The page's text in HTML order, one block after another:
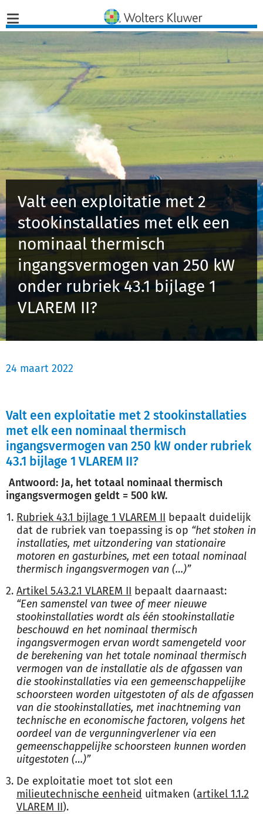
Home
Nieuws
Opinies
Infographics
Producten
Opleidingen
Juridisch Advies
Schulinck Omgevingsrecht Databank
Over ons
Registreren
Valt een exploitatie met 2
stookinstallaties met elk een
nominaal thermisch
ingangsvermogen van 250 kW
onder rubriek 43.1 bijlage 1
VLAREM II?
24 maart 2022
Valt een exploitatie met 2 stookinstallaties
met elk een nominaal thermisch
ingangsvermogen van 250 kW onder rubriek
43.1 bijlage 1 VLAREM II?
Antwoord: Ja, het totaal nominaal thermisch
ingangsvermogen geldt = 500 kW.
Rubriek 43.1 bijlage 1 VLAREM II bepaalt duidelijk
dat de rubriek van toepassing is op “het stoken in
installaties, met uitzondering van stationaire
motoren en gasturbines, met een totaal nominaal
thermisch ingangsvermogen van (…)”
Artikel 5.43.2.1 VLAREM II bepaalt daarnaast:
“Een samenstel van twee of meer nieuwe
stookinstallaties wordt als één stookinstallatie
beschouwd en het nominaal thermisch
ingangsvermogen ervan wordt samengeteld voor
de berekening van het totale nominaal thermisch
vermogen van de installatie als de afgassen van
die stookinstallaties via een gemeenschappelijke
schoorsteen worden uitgestoten of als de afgassen
van die stookinstallaties, met inachtneming van
technische en economische factoren, volgens het
oordeel van de vergunningverlener via een
gemeenschappelijke schoorsteen kunnen worden
uitgestoten (…)”
De exploitatie moet tot slot een
milieutechnische eenheid uitmaken (artikel 1.1.2
VLAREM II).